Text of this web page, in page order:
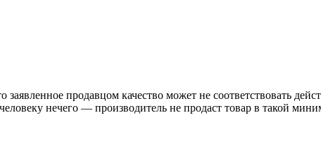
продавцом качество может не соответствовать
нечего — производитель не продаст товар в такой